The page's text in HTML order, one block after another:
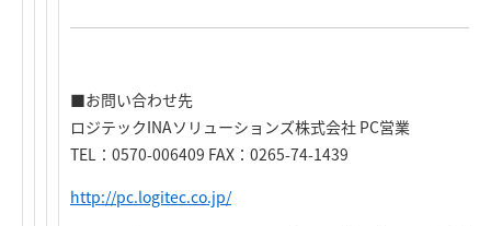
■お問い合わせ先
ロジテックINAソリューションズ株式会社 PC営業
TEL：0570-006409 FAX：0265-74-1439
http://pc.logitec.co.jp/